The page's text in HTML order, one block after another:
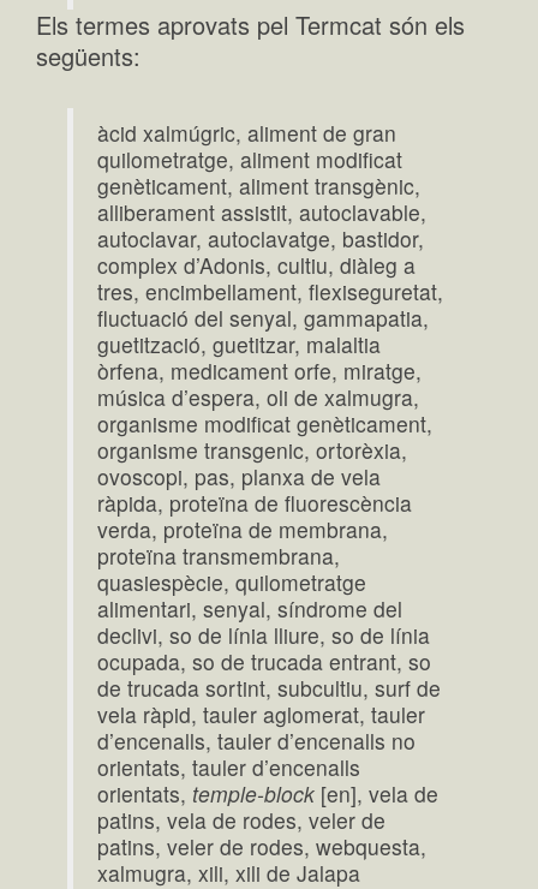
Els termes aprovats pel Termcat són els
següents:
àcid xalmúgric, aliment de gran
quilometratge, aliment modificat
genèticament, aliment transgènic,
alliberament assistit, autoclavable,
autoclavar, autoclavatge, bastidor,
complex d’Adonis, cultiu, diàleg a
tres, encimbellament, flexiseguretat,
fluctuació del senyal, gammapatia,
guetització, guetitzar, malaltia
òrfena, medicament orfe, miratge,
música d’espera, oli de xalmugra,
organisme modificat genèticament,
organisme transgenic, ortorèxia,
ovoscopi, pas, planxa de vela
ràpida, proteïna de fluorescència
verda, proteïna de membrana,
proteïna transmembrana,
quasiespècie, quilometratge
alimentari, senyal, síndrome del
declivi, so de línia lliure, so de línia
ocupada, so de trucada entrant, so
de trucada sortint, subcultiu, surf de
vela ràpid, tauler aglomerat, tauler
d’encenalls, tauler d’encenalls no
orientats, tauler d’encenalls
orientats, temple-block [en], vela de
patins, vela de rodes, veler de
patins, veler de rodes, webquesta,
xalmugra, xili, xili de Jalapa